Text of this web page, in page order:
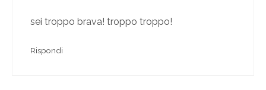
sei troppo brava! troppo troppo!
Rispondi